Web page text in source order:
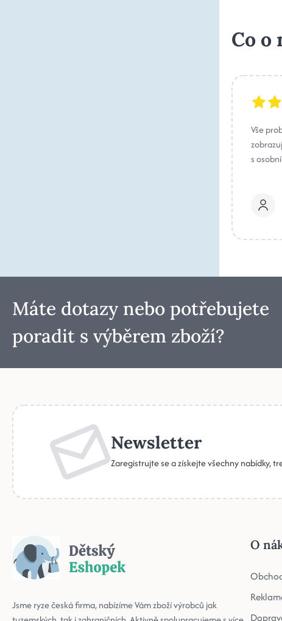
Co o
Vše
s
Máte dotazy nebo potřebujete
poradit s výběrem zboží?
Newsletter
Zaregistrujte se a získejte všechny nabídky,
Jsme ryze česká firma, nabízíme Vám zboží výrobců jak
O